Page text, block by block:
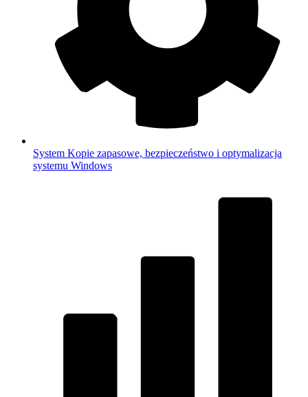
System Kopie zapasowe, bezpieczeństwo i optymalizacja
systemu Windows